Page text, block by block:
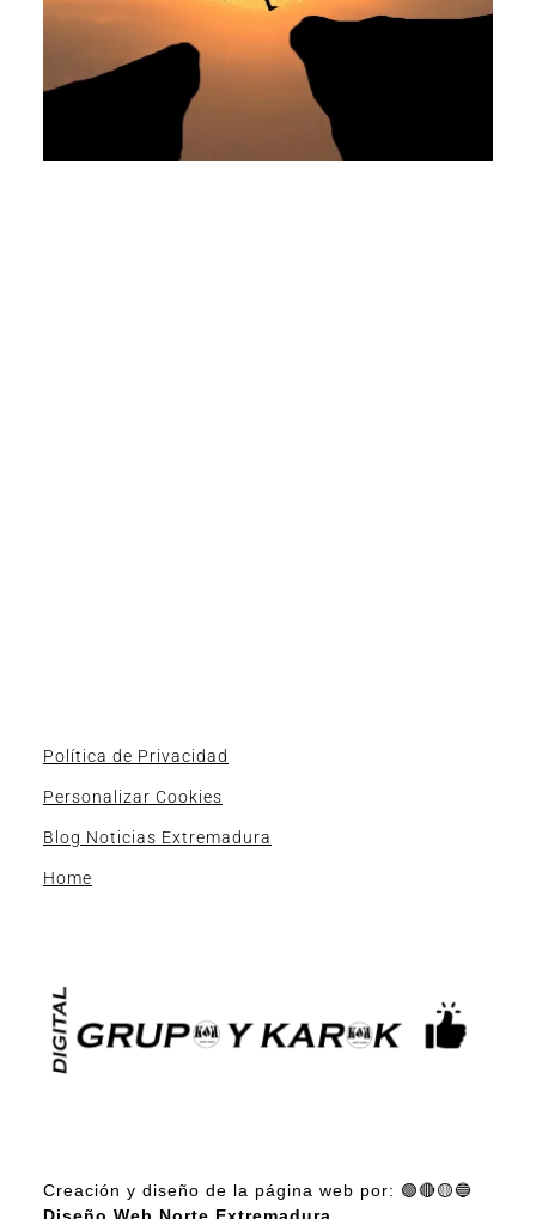
Política de Privacidad
Personalizar Cookies
Blog Noticias Extremadura
Home
Creación y diseño de la página web por: 🟢🔴🟡🔵
Diseño Web Norte Extremadura